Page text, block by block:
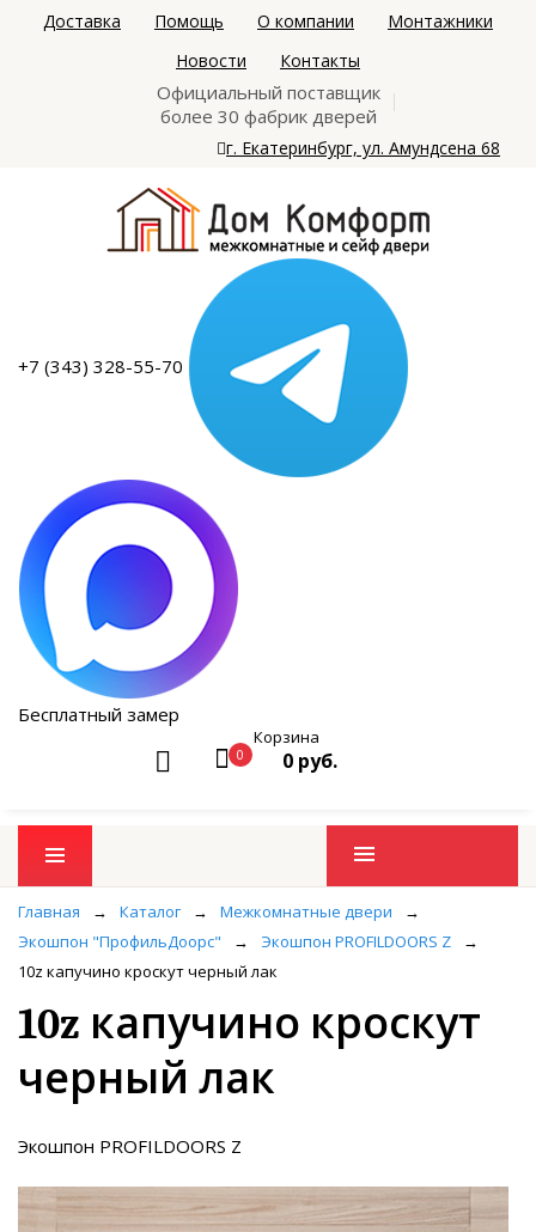
Доставка Помощь О компании
Монтажники
Новости
Контакты
Официальный поставщик
более 30 фабрик дверей
г. Екатеринбург, ул. Амундсена 68
+7 (343) 328-55-70
Бесплатный замер
0
Корзина
0 руб.
Промо товары
Главная → Каталог → Межкомнатные двери
→
Экошпон "ПрофильДоорс"
→ Экошпон PROFILDOORS Z
→
10z капучино кроскут черный лак
10z капучино кроскут
черный лак
Экошпон PROFILDOORS Z